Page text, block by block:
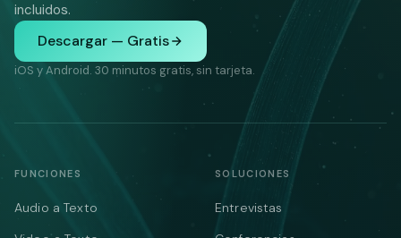
incluidos.
Descargar — Gratis
iOS y Android. 30 minutos gratis, sin tarjeta.
FUNCIONES
Audio a Texto
SOLUCIONES
Entrevistas